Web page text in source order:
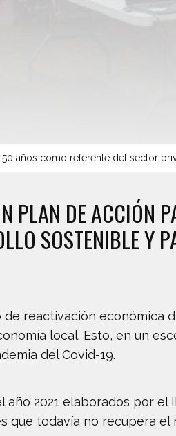
años como referente del sector
PLAN DE ACCIÓN
SOSTENIBLE Y
reactivación económica
local. Esto, en un
del Covid-19.
2021 elaborados por el
todavía no recupera